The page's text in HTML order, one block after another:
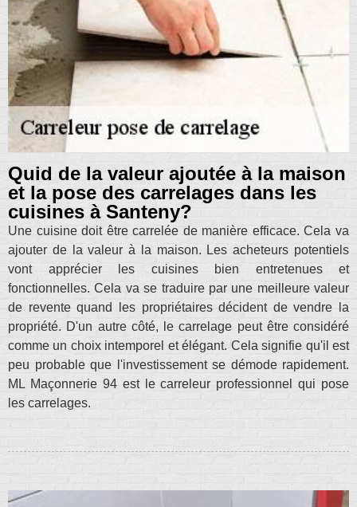
Quid de la valeur ajoutée à la maison
et la pose des carrelages dans les
cuisines à Santeny?
Une cuisine doit être carrelée de manière efficace. Cela va
ajouter de la valeur à la maison. Les acheteurs potentiels
vont apprécier les cuisines bien entretenues et
fonctionnelles. Cela va se traduire par une meilleure valeur
de revente quand les propriétaires décident de vendre la
propriété. D'un autre côté, le carrelage peut être considéré
comme un choix intemporel et élégant. Cela signifie qu'il est
peu probable que l'investissement se démode rapidement.
ML Maçonnerie 94 est le carreleur professionnel qui pose
les carrelages.